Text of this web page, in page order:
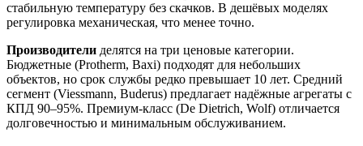
стабильную температуру без скачков. В дешёвых моделях
регулировка механическая, что менее точно.
Производители делятся на три ценовые категории.
Бюджетные (Protherm, Baxi) подходят для небольших
объектов, но срок службы редко превышает 10 лет. Средний
сегмент (Viessmann, Buderus) предлагает надёжные агрегаты с
КПД 90–95%. Премиум-класс (De Dietrich, Wolf) отличается
долговечностью и минимальным обслуживанием.